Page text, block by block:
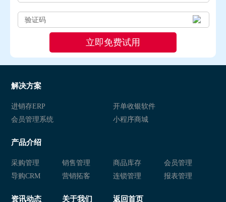
解决方案
进销存ERP
开单收银软件
会员管理系统
小程序商城
产品介绍
采购管理 销售管理 商品库存
会员管理
导购CRM
营销拓客 连锁管理 报表管理
资讯动态 关于我们 返回首页